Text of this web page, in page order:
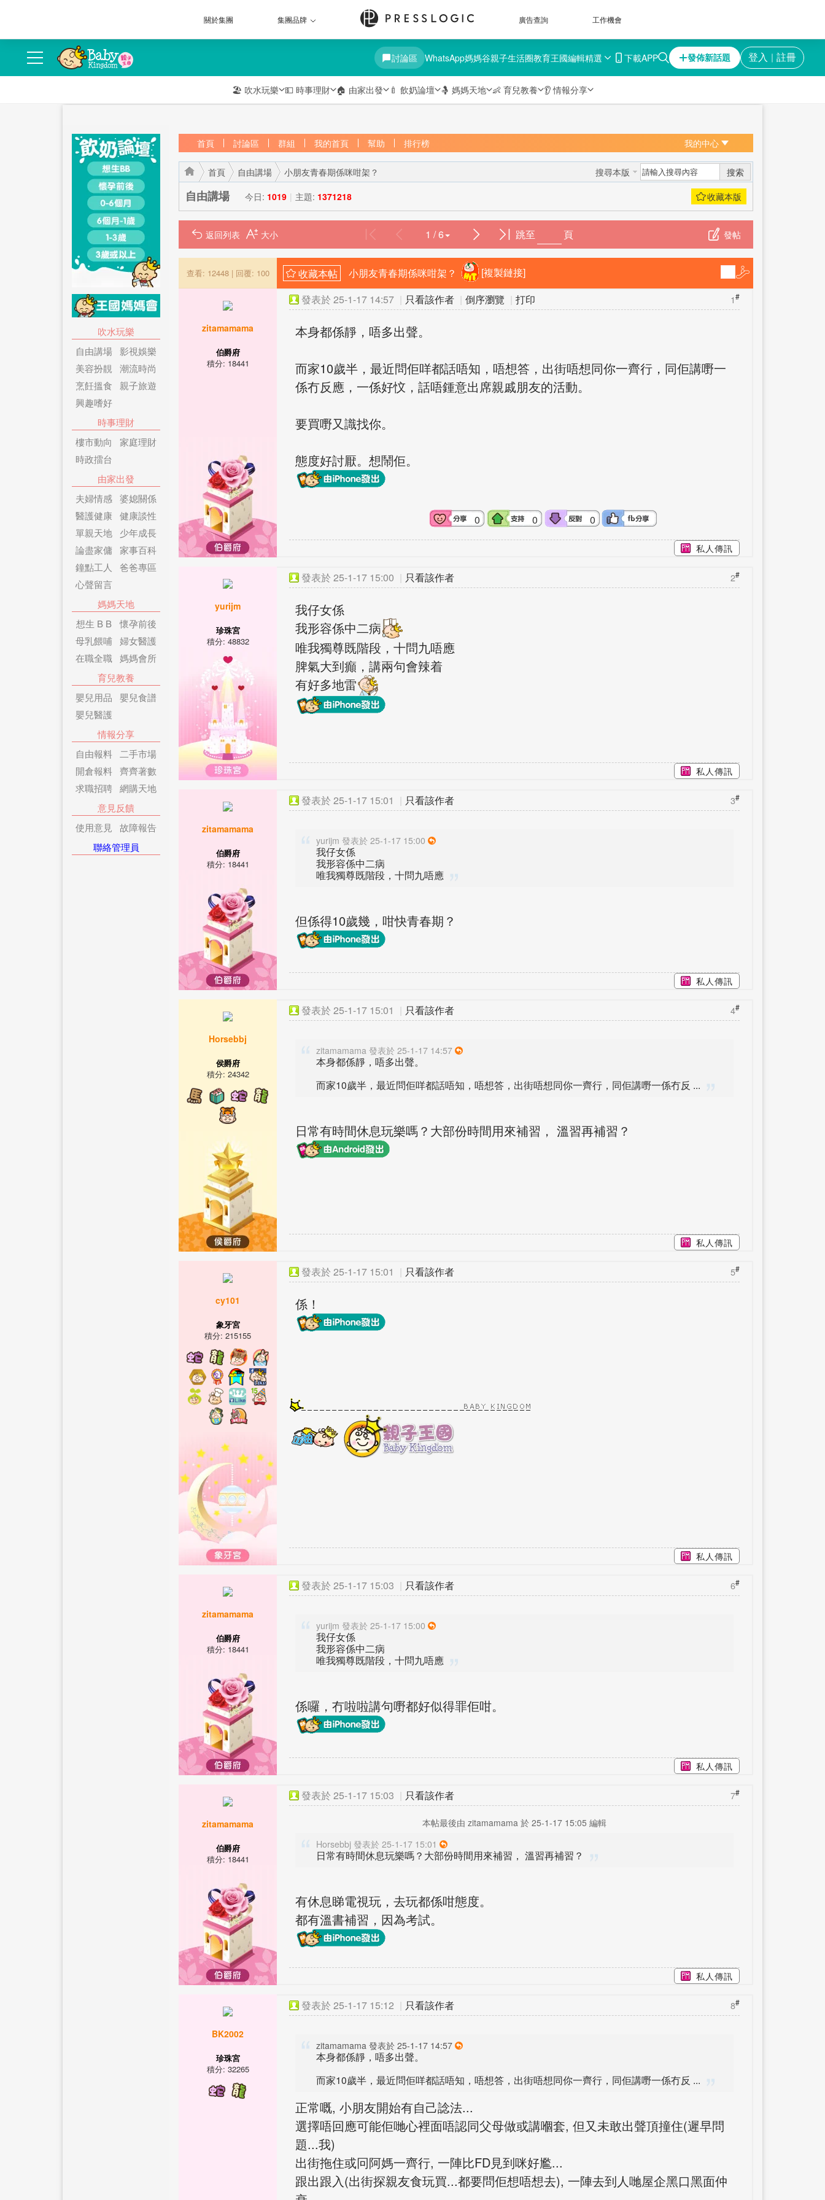
關於集團 集團品牌 廣告查詢 工作機會
討論區 WhatsApp媽媽谷親子生活圈教育王國編輯精選 下載APP 發佈新話題 登入 ｜ 註冊
🏖️ 吹水玩樂 💵 時事理財 🏠 由家出發 🍼 飲奶論壇 🤱 媽媽天地 👶 育兒教養 👂 情報分享
吹水玩樂
自由講場 影視娛樂
美容扮靚
潮流時尚
烹飪搵食
親子旅遊
興趣嗜好
時事理財
樓市動向
家庭理財
時政擂台
由家出發
夫婦情感 婆媳關係
醫護健康
健康談性
單親天地
少年成長
論盡家傭
家事百科
鐘點工人
爸爸專區
心聲留言
媽媽天地
想生 B B
懷孕前後
母乳餵哺 婦女醫護
在職全職
媽媽會所
育兒教養
嬰兒用品
嬰兒食譜
嬰兒醫護
情報分享
自由報料
二手市場
開倉報料 齊齊著數
求職招聘
網購天地
意見反饋
使用意見
故障報告
聯絡管理員
我的中心
首頁 討論區 群組 我的首頁 幫助 排行榜
搜尋本版 搜索
首頁
›
自由講場 小朋友青春期係咪咁架？
自由講場 今日: 1019 | 主題: 1371218
發帖
返回列表 1 / 6 跳至 頁
查看: 12448| 回覆: 100 小朋友青春期係咪咁架？ [複製鏈接]
zitamamama
伯爵府
積分: 18441
1#
發表於 25-1-17 14:57 | 只看該作者 | 倒序瀏覽 | 打印
本身都係靜，唔多出聲。
而家10歲半，最近問佢咩都話唔知，唔想答，出街唔想同你一齊行，同佢講嘢一
係冇反應，一係好忟，話唔鍾意出席親戚朋友的活動。
要買嘢又識找你。
態度好討厭。想鬧佢。
0 0 0
私人傳訊
yurijm
珍珠宮
積分: 48832
2#
發表於 25-1-17 15:00 | 只看該作者
我仔女係
我形容係中二病
唯我獨尊既階段，十問九唔應
脾氣大到癲，講兩句會辣着
有好多地雷
私人傳訊
zitamamama
伯爵府
積分: 18441
3#
發表於 25-1-17 15:01 | 只看該作者
yurijm 發表於 25-1-17 15:00
我仔女係
我形容係中二病
唯我獨尊既階段，十問九唔應
但係得10歲幾，咁快青春期？
私人傳訊
Horsebbj
侯爵府
積分: 24342
4#
發表於 25-1-17 15:01 | 只看該作者
zitamamama 發表於 25-1-17 14:57
本身都係靜，唔多出聲。
而家10歲半，最近問佢咩都話唔知，唔想答，出街唔想同你一齊行，同佢講嘢一係冇反 ...
日常有時間休息玩樂嗎？大部份時間用來補習， 溫習再補習？
私人傳訊
cy101
象牙宮
積分: 215155
5#
發表於 25-1-17 15:01 | 只看該作者
係！
私人傳訊
zitamamama
伯爵府
積分: 18441
6#
發表於 25-1-17 15:03 | 只看該作者
yurijm 發表於 25-1-17 15:00
我仔女係
我形容係中二病
唯我獨尊既階段，十問九唔應
係囉，冇啦啦講句嘢都好似得罪佢咁。
私人傳訊
zitamamama
伯爵府
積分: 18441
7#
發表於 25-1-17 15:03 | 只看該作者
本帖最後由 zitamamama 於 25-1-17 15:05 編輯
Horsebbj 發表於 25-1-17 15:01
日常有時間休息玩樂嗎？大部份時間用來補習， 溫習再補習？
有休息睇電視玩，去玩都係咁態度。
都有溫書補習，因為考試。
私人傳訊
BK2002
珍珠宮
積分: 32265
8#
發表於 25-1-17 15:12 | 只看該作者
zitamamama 發表於 25-1-17 14:57
本身都係靜，唔多出聲。
而家10歲半，最近問佢咩都話唔知，唔想答，出街唔想同你一齊行，同佢講嘢一係冇反 ...
正常嘅, 小朋友開始有自己諗法...
選擇唔回應可能佢哋心裡面唔認同父母做或講嗰套, 但又未敢出聲頂撞住(遲早問
題...我)
出街拖住或冋阿媽一齊行, 一陣比FD見到咪好尷...
跟出跟入(出街探親友食玩買...都要問佢想唔想去), 一陣去到人哋屋企黑口黑面仲